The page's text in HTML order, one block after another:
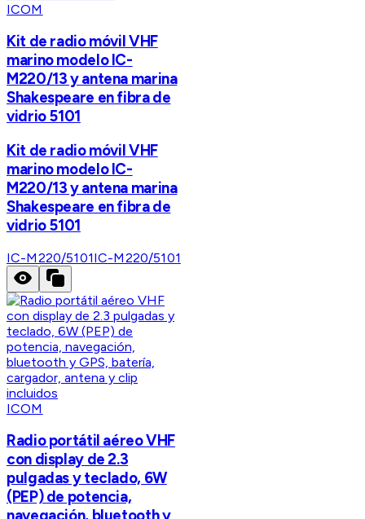
ICOM
Kit de radio móvil VHF
marino modelo IC-
M220/13 y antena marina
Shakespeare en fibra de
vidrio 5101
Kit de radio móvil VHF
marino modelo IC-
M220/13 y antena marina
Shakespeare en fibra de
vidrio 5101
IC-M220/5101IC-M220/5101
ICOM
Radio portátil aéreo VHF
con display de 2.3
pulgadas y teclado, 6W
(PEP) de potencia,